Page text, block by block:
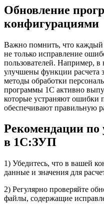
Обновление
конфигурациями
Важно помнить, что
не только исправление
пользователей. Например,
улучшены функции расчета
методы обработки
программы 1С активно
которые устраняют ошибки
обеспечивают правильную
Рекомендации
в 1С:ЗУП
1) Убедитесь, что в вашей
данные и значения для
2) Регулярно проверяйте
файлы, содержащие